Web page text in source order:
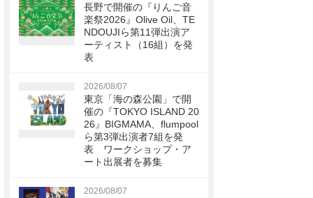
長野で開催の『りんご音
楽祭2026』Olive Oil、TE
NDOUJIら第11弾出演ア
ーティスト（16組）を発
表
2026/08/07
東京「海の森公園」で開
催の『TOKYO ISLAND 20
26』BIGMAMA、flumpool
ら第3弾出演者7組を発
表 ワークショップ・ア
ート出展者を募集
2026/08/07